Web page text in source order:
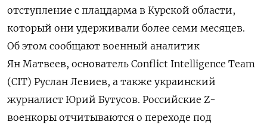
отступление с плацдарма в Курской области,
который они удерживали более семи месяцев.
Об этом сообщают военный аналитик
Ян Матвеев, основатель Conflict Intelligence Team
(CIT) Руслан Левиев, а также украинский
журналист Юрий Бутусов. Российские Z-
военкоры отчитываются о переходе под